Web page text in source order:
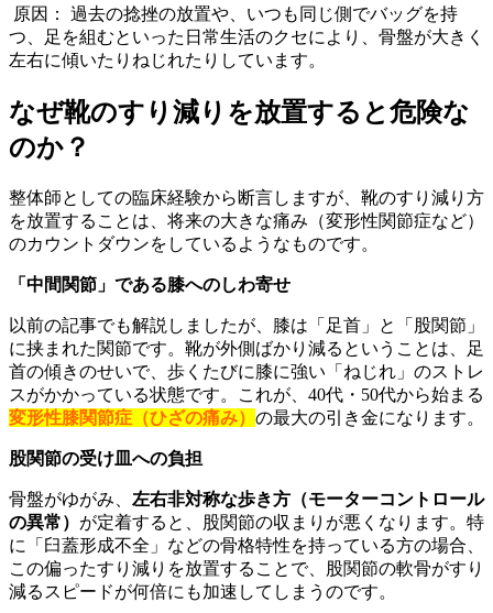
原因： 過去の捻挫の放置や、いつも同じ側でバッグを持
つ、足を組むといった日常生活のクセにより、骨盤が大きく
左右に傾いたりねじれたりしています。
なぜ靴のすり減りを放置すると危険な
のか？
整体師としての臨床経験から断言しますが、靴のすり減り方
を放置することは、将来の大きな痛み（変形性関節症など）
のカウントダウンをしているようなものです。
「中間関節」である膝へのしわ寄せ
以前の記事でも解説しましたが、膝は「足首」と「股関節」
に挟まれた関節です。靴が外側ばかり減るということは、足
首の傾きのせいで、歩くたびに膝に強い「ねじれ」のストレ
スがかかっている状態です。これが、40代・50代から始まる
変形性膝関節症（ひざの痛み） の最大の引き金になります。
股関節の受け皿への負担
骨盤がゆがみ、 左右非対称な歩き方（モーターコントロール
の異常） が定着すると、股関節の収まりが悪くなります。特
に「臼蓋形成不全」などの骨格特性を持っている方の場合、
この偏ったすり減りを放置することで、股関節の軟骨がすり
減るスピードが何倍にも加速してしまうのです。